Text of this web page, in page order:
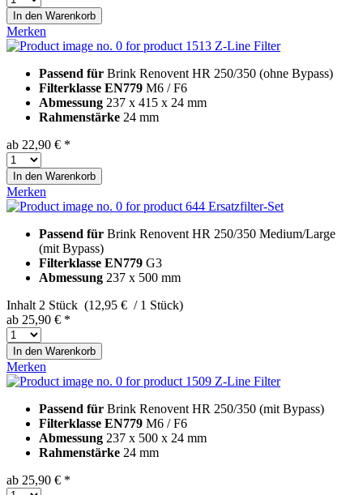
In den Warenkorb
Merken
Z-Line Filter
Passend für Brink Renovent HR 250/350 (ohne Bypass)
Filterklasse EN779 M6 / F6
Abmessung 237 x 415 x 24 mm
Rahmenstärke 24 mm
ab 22,90 € *
In den Warenkorb
Merken
Ersatzfilter-Set
Passend für Brink Renovent HR 250/350 Medium/Large
(mit Bypass)
Filterklasse EN779 G3
Abmessung 237 x 500 mm
Inhalt 2 Stück (12,95 € / 1 Stück)
ab 25,90 € *
In den Warenkorb
Merken
Z-Line Filter
Passend für Brink Renovent HR 250/350 (mit Bypass)
Filterklasse EN779 M6 / F6
Abmessung 237 x 500 x 24 mm
Rahmenstärke 24 mm
ab 25,90 € *